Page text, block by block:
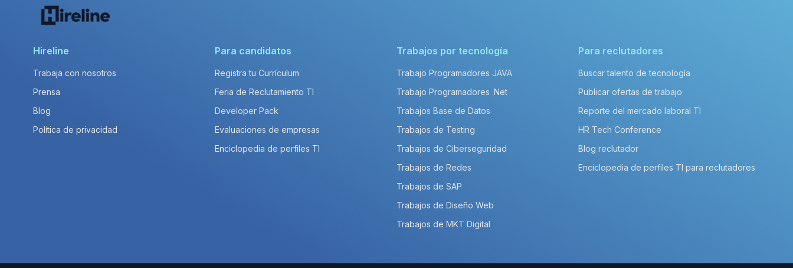
Hireline
Trabaja con nosotros
Prensa
Blog
Política de privacidad
Para candidatos
Registra tu Currículum
Feria de Reclutamiento TI
Developer Pack
Evaluaciones de empresas
Enciclopedia de perfiles TI
Trabajos por tecnología
Trabajo Programadores JAVA
Trabajo Programadores .Net
Trabajos Base de Datos
Trabajos de Testing
Trabajos de Ciberseguridad
Trabajos de Redes
Trabajos de SAP
Trabajos de Diseño Web
Trabajos de MKT Digital
Para reclutadores
Buscar talento de tecnología
Publicar ofertas de trabajo
Reporte del mercado laboral TI
HR Tech Conference
Blog reclutador
Enciclopedia de perfiles TI para reclutadores